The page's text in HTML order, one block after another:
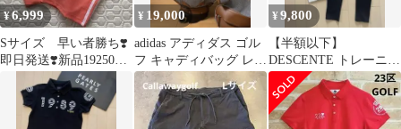
¥6,999
Sサイズ 早い者勝ち❣️
即日発送❣️新品19250
円 アディダスゴル
フ セットアップ
¥ 19,000
adidas アディダス ゴル
フ キャディバッグ レデ
ィース キャスター付 美
品
¥9,800
【半額以下】
DESCENTE トレーニン
グウェア M